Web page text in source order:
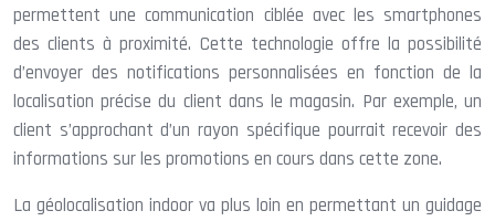
permettent une communication ciblée avec les smartphones
des clients à proximité. Cette technologie offre la possibilité
d’envoyer des notifications personnalisées en fonction de la
localisation précise du client dans le magasin. Par exemple, un
client s’approchant d’un rayon spécifique pourrait recevoir des
informations sur les promotions en cours dans cette zone.
La géolocalisation indoor va plus loin en permettant un guidage